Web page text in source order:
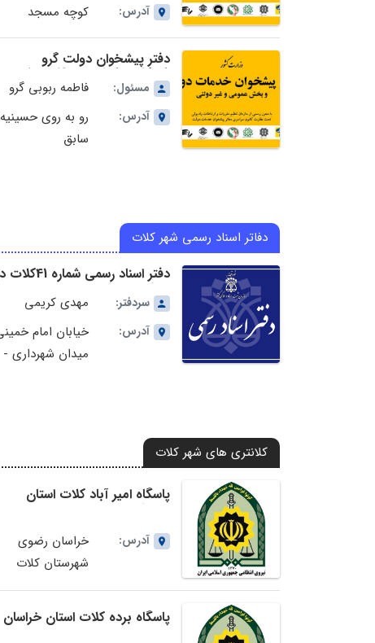
آدرس: کوچه مسجد
دفتر پیشخوان دولت گرو
استان خراسان رضوی
مسئول: فاطمه ربوبی گرو
آدرس:
رو به روی حسینیه
سابق
دفاتر اسناد رسمی شهر کلات
دفتر اسناد رسمی شماره
استان خراسان رضوی
سردفتر: مهدی کریمی
آدرس:
خیابان امام
میدان شهرداری -
کلانتری های شهر کلات
پاسگاه امیر آباد کلات استان
خراسان رضوی
آدرس:
خراسان رضوی
شهرستان کلات
جاده مشهد
روستای امیر آباد
پاسگاه برده کلات استان خراسان
رضوی